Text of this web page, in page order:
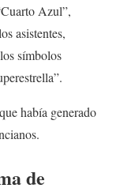
Azul”,
asistentes,
símbolos
había generado
de